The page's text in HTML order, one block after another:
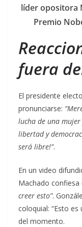
líder opositora
Premio
fuera
El presidente
pronunciarse:
lucha de una
libertad y
será libre!”.
En un video
Machado
creer esto”.
coloquial: “Esto
del momento.